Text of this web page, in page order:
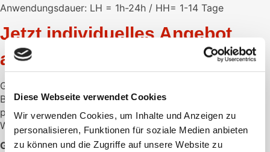
Diese Webseite verwendet Cookies
Wir verwenden Cookies, um Inhalte und Anzeigen zu
personalisieren, Funktionen für soziale Medien anbieten
zu können und die Zugriffe auf unsere Website zu
Anwendungsdauer: LH = 1h-24h / HH= 1-14 Tage
Jetzt individuelles Angebot
anfordern
Gerne unterbreiten wir Ihnen ein individuelles Angebot.
Bitte hinterlassen Sie hier die gewünschte Menge und Ihre
persönlichen Daten.
Wir melden uns dann schnellstmöglich bei Ihnen.
GEWÜNSCHTE MENGE: